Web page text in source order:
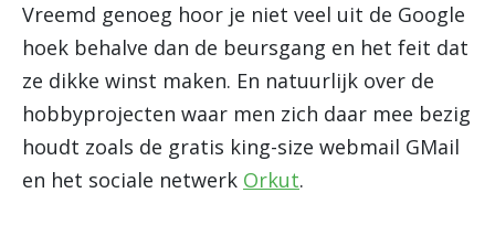
Vreemd genoeg hoor je niet veel uit de Google
hoek behalve dan de beursgang en het feit dat
ze dikke winst maken. En natuurlijk over de
hobbyprojecten waar men zich daar mee bezig
houdt zoals de gratis king-size webmail GMail
en het sociale netwerk Orkut.